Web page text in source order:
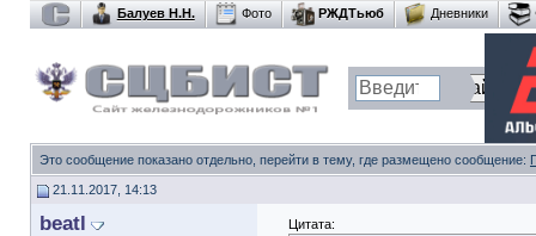
Балуев Н.Н. Фото РЖДТьюб Дневники
Это сообщение показано отдельно, перейти в тему, где размещено сообщение:
21.11.2017, 14:13
beatl Цитата: